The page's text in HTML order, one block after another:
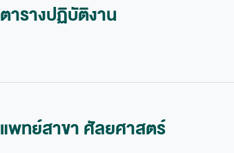
ตารางปฏิบัติงาน
แพทย์สาขา ศัลยศาสตร์